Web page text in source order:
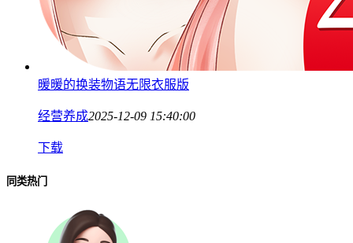
暖暖的换装物语无限衣服版
经营养成2025-12-09 15:40:00
下载
同类热门